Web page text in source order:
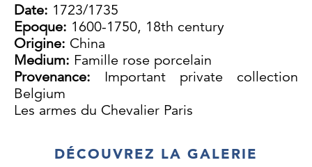
Date: 1723/1735
Epoque: 1600-1750, 18th century
Origine: China
Medium: Famille rose porcelain
Provenance: Important private collection
Belgium
Les armes du Chevalier Paris
DÉCOUVREZ LA GALERIE